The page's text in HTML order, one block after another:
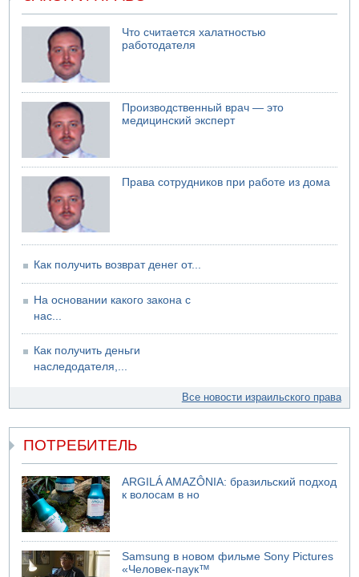
07.08.2026 08:29
Стрельба в школе Таиланда
07.08.2026 06:47
Недалеко от Бейт-Шемеша погиб велосипедист
07.08.2026 06:24
Саудовская Аравия сообщает о нападении хуситов
Что считается халатностью
работодателя
Производственный врач — это
медицинский эксперт
Права сотрудников при работе из дома
Как получить возврат денег от...
На основании какого закона с
нас...
Как получить деньги
наследодателя,...
Все новости израильского права
ПОТРЕБИТЕЛЬ
ARGILÁ AMAZÔNIA: бразильский подход
к волосам в но
Samsung в новом фильме Sony Pictures
«Человек-паук™